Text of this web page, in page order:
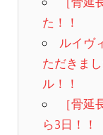
た！！
ルイヴ
ただきま
ル！！
［骨
ら3日！！